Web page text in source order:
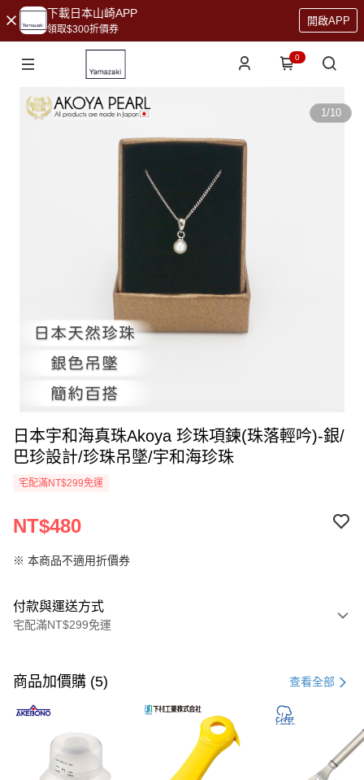
下載日本山崎APP
領取$300折價券
開啟APP
0
1/10
日本宇和海真珠Akoya 珍珠項鍊(珠落輕吟)-銀/
巴珍設計/珍珠吊墜/宇和海珍珠
宅配滿NT$299免運
NT$480
※ 本商品不適用折價券
付款與運送方式
宅配滿NT$299免運
信用卡一次付款
LINE Pay
Apple Pay
悠遊付
商品加價購 (5) 查看全部